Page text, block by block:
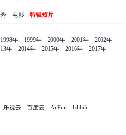
电影 特辑短片
1998年 1999年 2000年 2001年
2002年
年 2014年 2015年 2016年
2017年
乐视云 百度云 AcFun bilibili